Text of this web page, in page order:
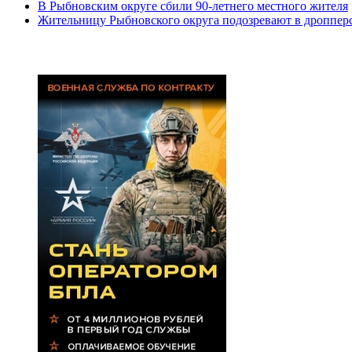
В Рыбновским округе сбили 90-летнего местного жителя
Жительницу Рыбновского округа подозревают в